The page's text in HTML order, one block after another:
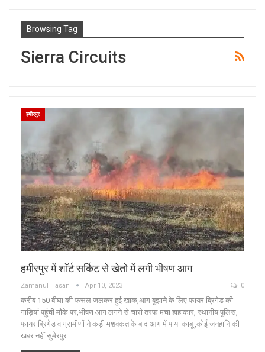
Browsing Tag
Sierra Circuits
हमीरपुर
हमीरपुर में शॉर्ट सर्किट से खेतो में लगी भीषण आग
Zamanul Hasan Apr 10, 2023 0
करीब 150 बीघा की फसल जलकर हुई खाक,आग बुझाने के लिए फायर ब्रिगेड की
गाड़ियां पहुंची मौके पर,भीषण आग लगने से चारो तरफ मचा हाहाकार, स्थानीय पुलिस,
फायर ब्रिगेड व ग्रामीणों ने कड़ी मशक्कत के बाद आग में पाया काबू ,कोई जनहानि की
खबर नहीं सुमेरपुर…